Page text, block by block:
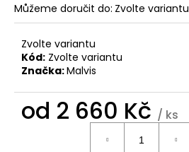
Můžeme doručit do: Zvolte variantu
Zvolte variantu
Kód: Zvolte variantu
Značka:Malvis
od 2 660 Kč / ks
u
č
u
e
m
e